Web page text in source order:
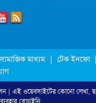
জুনে ৯ দশমিক ১৬ শতাংশ
ফিরলে ৩ বছরের নিষেধাজ্ঞা,
প্রস্তুত, রাজস্ব আদায়ের
সামাজিক মাধ্যম | টেক ইনফো
| এই ওয়েবসাইটের কোনো লেখা,
বেআইনি